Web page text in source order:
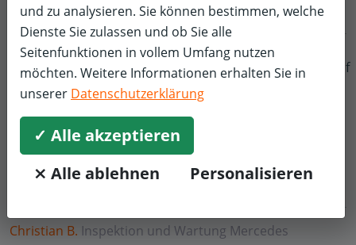
Nicole M.Räder, Reifen & FelgenAudi
5,0/5
kurz danach schon abholen.
Bin sehr zufrieden
Christian B. Inspektion und Wartung Mercedes
und zu analysieren. Sie können bestimmen, welche
Dienste Sie zulassen und ob Sie alle
Seitenfunktionen in vollem Umfang nutzen
möchten. Weitere Informationen erhalten Sie in
unserer Datenschutzerklärung
✓ Alle akzeptieren
⨯ Alle ablehnen
Personalisieren
f